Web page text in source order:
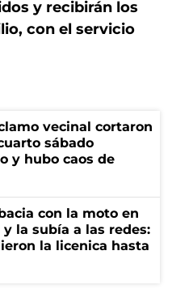
y recibirán los
con el servicio
vecinal cortaron
sábado
y hubo caos de
con la moto en
la subía a las redes:
la licenica hasta